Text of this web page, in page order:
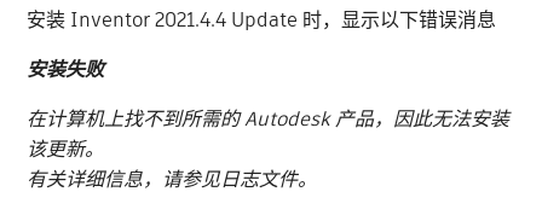
安装 Inventor 2021.4.4 Update 时，显示以下错误消息
安装失败
在计算机上找不到所需的 Autodesk 产品，因此无法安装
该更新。
有关详细信息，请参见日志文件。